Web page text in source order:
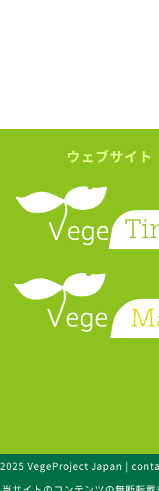
ウェブサイト
VegeProject Japan |